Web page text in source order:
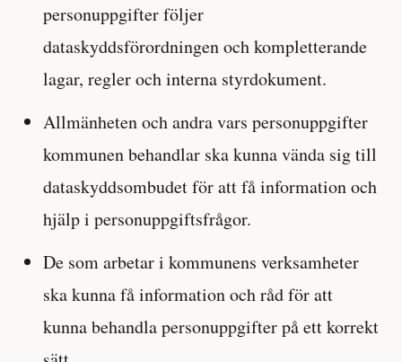
personuppgifter följer
dataskyddsförordningen och kompletterande
lagar, regler och interna styrdokument.
Allmänheten och andra vars personuppgifter
kommunen behandlar ska kunna vända sig till
dataskyddsombudet för att få information och
hjälp i personuppgiftsfrågor.
De som arbetar i kommunens verksamheter
ska kunna få information och råd för att
kunna behandla personuppgifter på ett korrekt